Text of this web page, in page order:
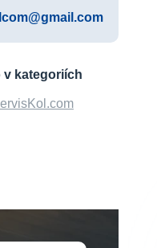
v kategoriích